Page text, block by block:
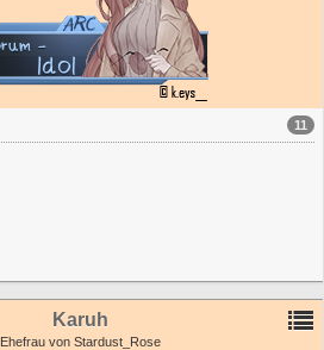
11
Karuh
Ehefrau von Stardust_Rose